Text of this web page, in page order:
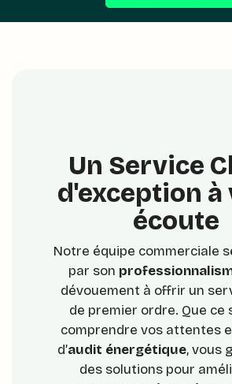
Un Service
d'exception à
écoute
Notre équipe commerciale
par son
dévouement à offrir un
de premier ordre. Que ce
comprendre vos attentes
d’audit énergétique, vous
des solutions pour